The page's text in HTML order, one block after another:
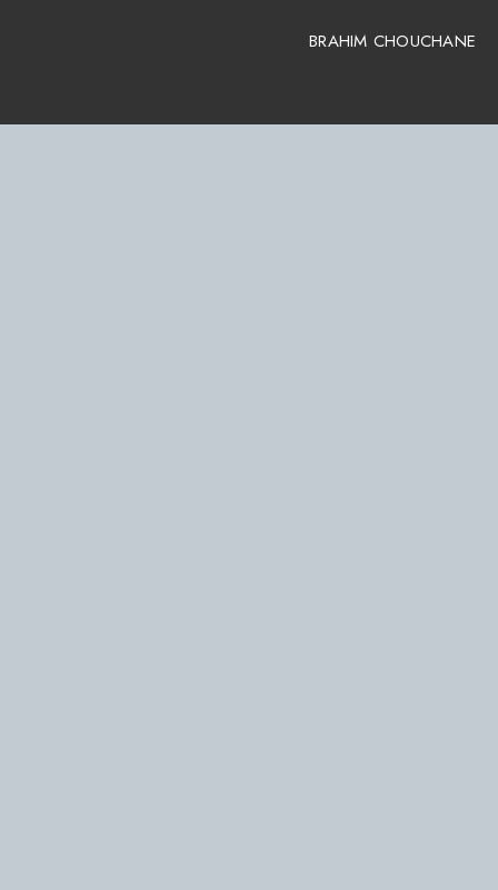
BRAHIM CHOUCHANE